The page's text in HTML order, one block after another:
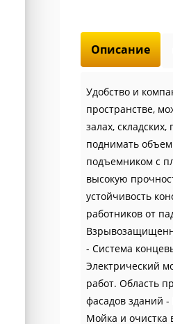
Описание
Удобство и
пространстве,
залах,
поднимать
подъемником с
высокую
устойчивость
работников от
- Система
Электрический
работ. Область
фасадов зданий
Мойка и очистка